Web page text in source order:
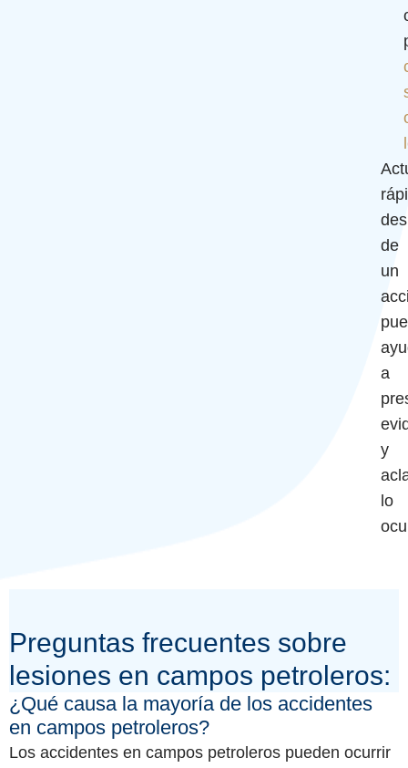
de
un
a
y
lo
Preguntas frecuentes sobre
lesiones en campos petroleros:
¿Qué causa la mayoría de los accidentes
en campos petroleros?
Los accidentes en campos petroleros pueden ocurrir